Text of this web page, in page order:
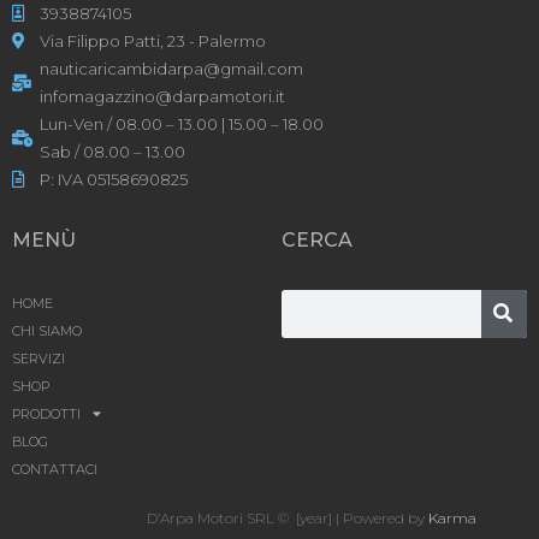
3938874105
Via Filippo Patti, 23 - Palermo
nauticaricambidarpa@gmail.com
infomagazzino@darpamotori.it
Lun-Ven / 08.00 – 13.00 | 15.00 – 18.00
Sab / 08.00 – 13.00
P: IVA 05158690825
MENÙ
HOME
CHI SIAMO
SERVIZI
SHOP
PRODOTTI
BLOG
CONTATTACI
CERCA
D’Arpa Motori SRL © [year] | Powered by Karma